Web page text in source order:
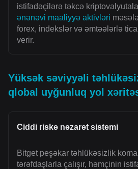
istifadəçilərə təkcə
ənənəvi maaliyyə aktivləri
forex, indekslər və əmtəələrlə
verir.
Yüksək səviyyəli
qlobal uyğunluq yol
Ciddi riskə nəzarət sistemi
Bitget peşəkar təhlükəsizlik
tərəfdaşlarla çalışır, həmçinin